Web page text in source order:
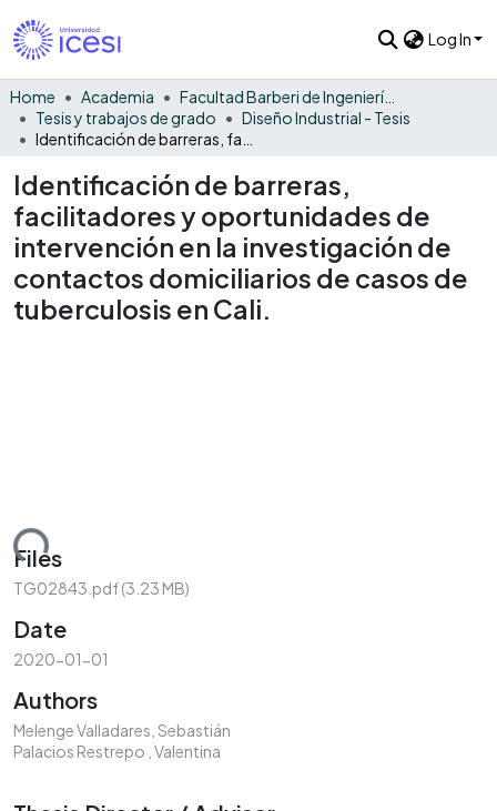
Log In
Home Academia
Facultad Barberi de Ingeniería, Diseño y Ciencias Aplicadas
Tesis y trabajos de grado
Diseño Industrial - Tesis
Identificación de barreras,
facilitadores y oportunidades de
intervención en la investigación de
contactos domiciliarios de casos de
tuberculosis en Cali.
Files
TG02843.pdf(3.23 MB)
Date
2020-01-01
Authors
Melenge Valladares, Sebastián
Palacios Restrepo , Valentina